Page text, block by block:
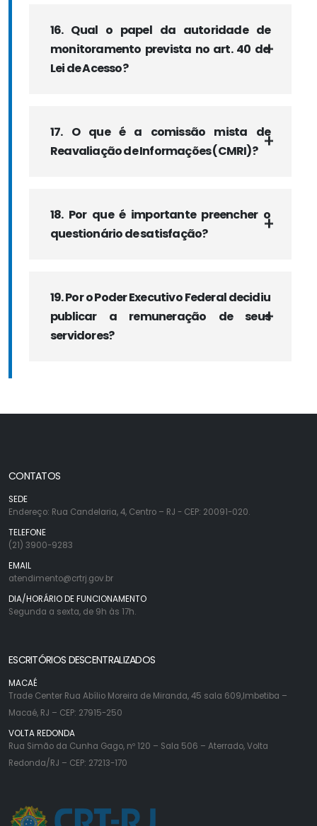
16. Qual o papel da autoridade de
monitoramento prevista no art. 40 da
Lei de Acesso?
17. O que é a comissão mista de
Reavaliação de Informações (CMRI)?
18. Por que é importante preencher o
questionário de satisfação?
19. Por o Poder Executivo Federal decidiu
publicar a remuneração de seus
servidores?
CONTATOS
SEDE
Endereço: Rua Candelaria, 4, Centro – RJ - CEP: 20091-020.
TELEFONE
(21) 3900-9283
EMAIL
atendimento@crtrj.gov.br
DIA/HORÁRIO DE FUNCIONAMENTO
Segunda a sexta, de 9h às 17h.
ESCRITÓRIOS DESCENTRALIZADOS
MACAÉ
Trade Center Rua Abílio Moreira de Miranda, 45 sala 609,Imbetiba –
Macaé, RJ – CEP: 27915-250
VOLTA REDONDA
Rua Simão da Cunha Gago, nº 120 – Sala 506 – Aterrado, Volta
Redonda/RJ – CEP: 27213-170